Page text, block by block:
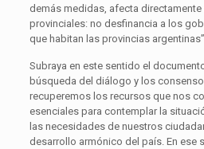
demás medidas, afecta
provinciales: no desfinancia a los
que habitan las provincias argentinas”.
Subraya en este sentido el
búsqueda del diálogo y los
recuperemos los recursos que nos
esenciales para contemplar la
las necesidades de nuestros
desarrollo armónico del país. En ese